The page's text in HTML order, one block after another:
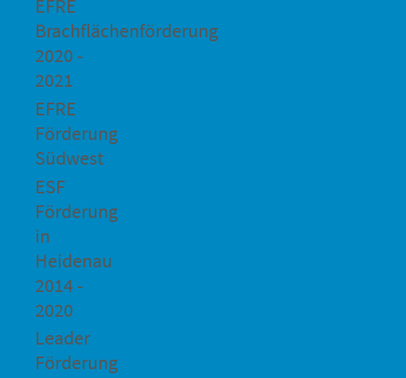
EFRE
Brachflächenförderung
2020 -
2021
EFRE
Förderung
Südwest
ESF
Förderung
in
Heidenau
2014 -
2020
Leader
Förderung